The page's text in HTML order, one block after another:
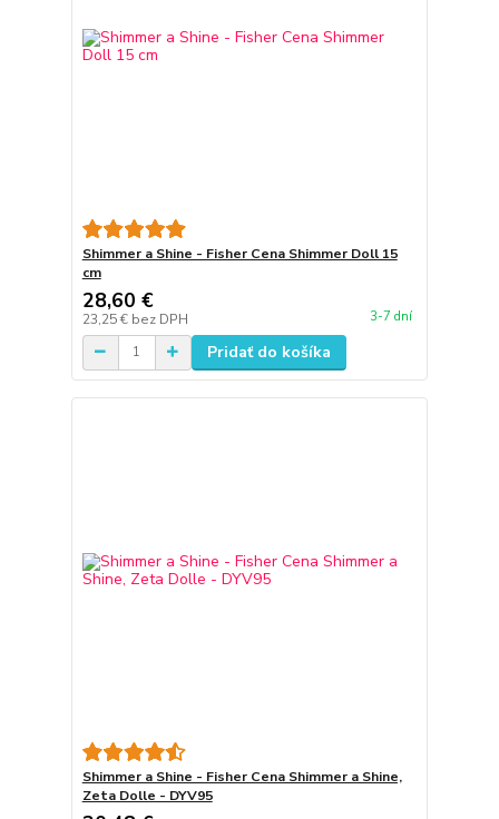
Shimmer a Shine - Fisher Cena Shimmer Doll 15
cm
28,60 €
23,25 € bez DPH 3-7 dní
Pridať do košíka
Shimmer a Shine - Fisher Cena Shimmer a Shine,
Zeta Dolle - DYV95